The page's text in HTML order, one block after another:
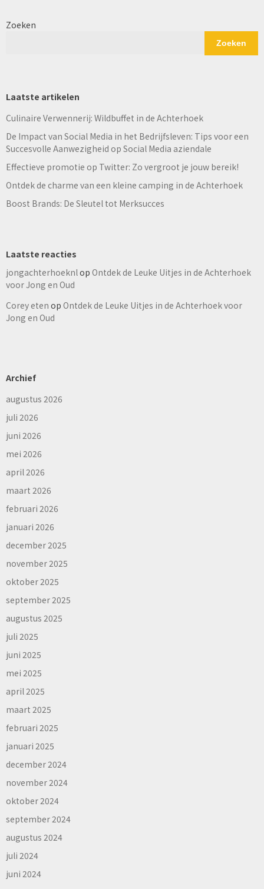
Zoeken
Zoeken
Laatste artikelen
Culinaire Verwennerij: Wildbuffet in de Achterhoek
De Impact van Social Media in het Bedrijfsleven: Tips voor een
Succesvolle Aanwezigheid op Social Media aziendale
Effectieve promotie op Twitter: Zo vergroot je jouw bereik!
Ontdek de charme van een kleine camping in de Achterhoek
Boost Brands: De Sleutel tot Merksucces
Laatste reacties
jongachterhoeknl op Ontdek de Leuke Uitjes in de Achterhoek
voor Jong en Oud
Corey eten op Ontdek de Leuke Uitjes in de Achterhoek voor
Jong en Oud
Archief
augustus 2026
juli 2026
juni 2026
mei 2026
april 2026
maart 2026
februari 2026
januari 2026
december 2025
november 2025
oktober 2025
september 2025
augustus 2025
juli 2025
juni 2025
mei 2025
april 2025
maart 2025
februari 2025
januari 2025
december 2024
november 2024
oktober 2024
september 2024
augustus 2024
juli 2024
juni 2024